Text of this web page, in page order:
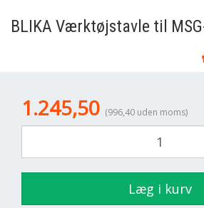
BLIKA Værktøjstavle til
1.245,50 (996,40 uden moms)
Læg i kurv